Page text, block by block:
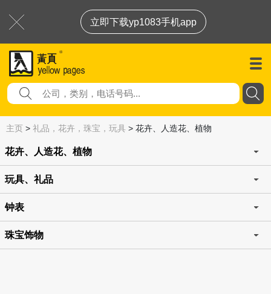
立即下载yp1083手机app
主页 > 礼品，花卉，珠宝，玩具 > 花卉、人造花、植物
花卉、人造花、植物
玩具、礼品
钟表
珠宝饰物